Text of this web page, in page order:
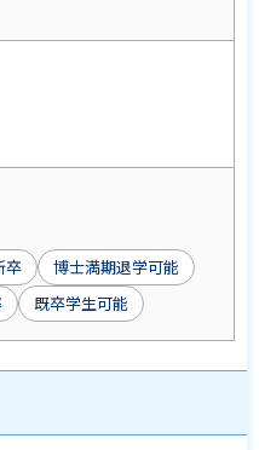
卒
博士満期退学可能
既卒学生可能